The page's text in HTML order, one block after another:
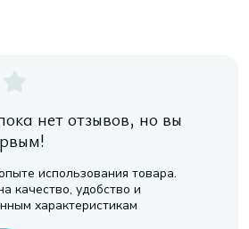
нет отзывов, но вы
использования товара.
качество, удобство и
характеристикам